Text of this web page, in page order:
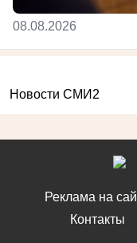
08.08.2026
Новости СМИ2
Реклама на
Контакты